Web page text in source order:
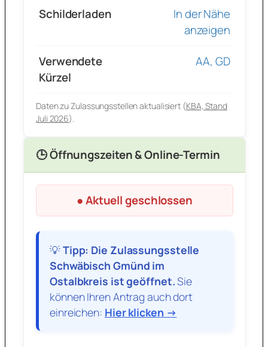
Schilderladen
In der Nähe
anzeigen
Verwendete
Kürzel
AA, GD
Daten zu Zulassungsstellen aktualisiert (KBA, Stand
Juli 2026).
🕒 Öffnungszeiten & Online-Termin
● Aktuell geschlossen
💡Tipp: Die Zulassungsstelle
Schwäbisch Gmünd im
Ostalbkreis ist geöffnet.Sie
können Ihren Antrag auch dort
einreichen: Hier klicken →